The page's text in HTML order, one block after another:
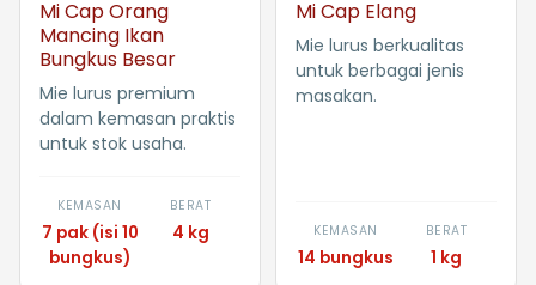
Mi Cap Orang
Mancing Ikan
Bungkus Besar
Mie lurus premium
dalam kemasan praktis
untuk stok usaha.
KEMASAN
7 pak (isi 10
bungkus)
BERAT
4 kg
Mi Cap Elang
Mie lurus berkualitas
untuk berbagai jenis
masakan.
KEMASAN
14 bungkus
BERAT
1 kg